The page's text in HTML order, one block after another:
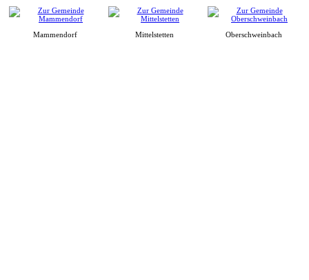
Mammendorf Mittelstetten Oberschweinbach